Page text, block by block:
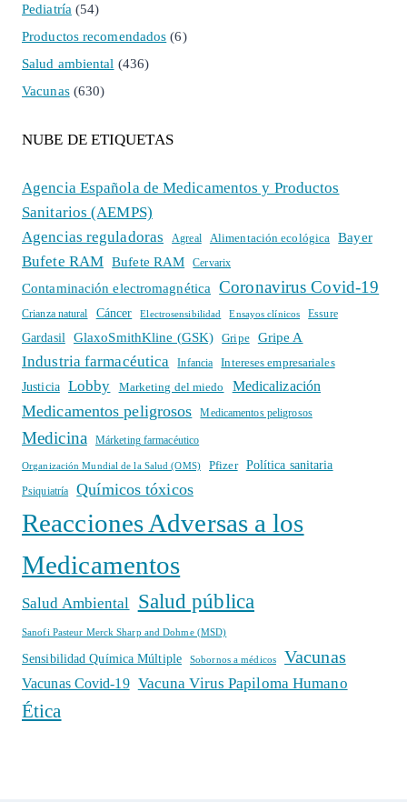
Pediatría (54)
Productos recomendados (6)
Salud ambiental (436)
Vacunas(630)
NUBE DE ETIQUETAS
Agencia Española de Medicamentos y Productos
Sanitarios (AEMPS)
Agencias reguladoras
Agreal Alimentación ecológica Bayer
Bufete RAM Bufete RAM Cervarix
Contaminación electromagnética Coronavirus Covid-19
Crianza natural Cáncer Electrosensibilidad Ensayos clínicos Essure
Gardasil GlaxoSmithKline (GSK) Gripe Gripe A
Industria farmacéutica Infancia
Intereses empresariales
Justicia
Lobby Marketing del miedo Medicalización
Medicamentos peligrosos Medicamentos peligrosos
Medicina Márketing farmacéutico
Organización Mundial de la Salud (OMS) Pfizer Política sanitaria
Psiquiatría Químicos tóxicos
Reacciones Adversas a los
Medicamentos
Salud Ambiental Salud pública
Sanofi Pasteur Merck Sharp and Dohme (MSD)
Sensibilidad Química Múltiple Sobornos a médicos Vacunas
Vacunas Covid-19 Vacuna Virus Papiloma Humano
Ética